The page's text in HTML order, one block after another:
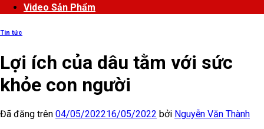
Video Sản Phẩm
Tin tức
Lợi ích của dâu tằm với sức
khỏe con người
Đã đăng trên 04/05/202216/05/2022 bởi Nguyễn Văn Thành